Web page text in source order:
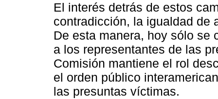
El interés detrás de estos
contradicción, la igualdad de
De esta manera, hoy sólo se
a los representantes de las
Comisión mantiene el rol
el orden público
las presuntas víctimas.